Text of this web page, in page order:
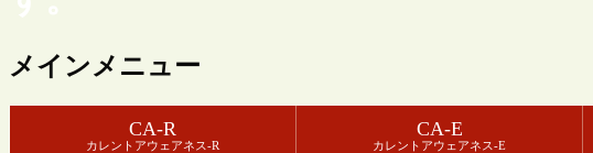
メインメニュー
CA-R
カレントアウェアネス-R
CA-E
カレントアウェアネス-E